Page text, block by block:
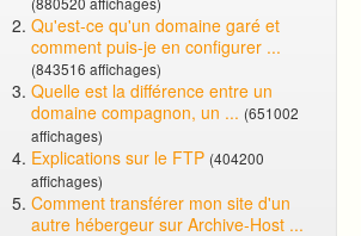
Qu'est-ce qu'un domaine garé et
comment puis-je en configurer ...
(843516 affichages)
Quelle est la différence entre un
domaine compagnon, un ... (651002
affichages)
Explications sur le FTP (404200
affichages)
Comment transférer mon site d'un
autre hébergeur sur Archive-Host ...